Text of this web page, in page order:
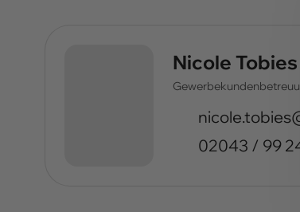
Nicole Tobies
02043 / 99